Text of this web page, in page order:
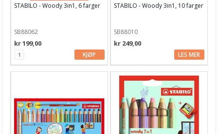
STABILO - Woody 3in1, 6 farger
SB88062
kr 199,00
KJØP
STABILO - Woody 3in1, 10 farger
SB88010
kr 249,00
LES MER